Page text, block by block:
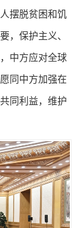
摆脱贫困和饥
，保护主义、
中方应对全球
同中方加强在
同利益，维护